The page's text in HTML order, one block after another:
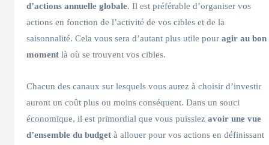
d’actions annuelle globale. Il est préférable d’organiser vos
actions en fonction de l’activité de vos cibles et de la
saisonnalité. Cela vous sera d’autant plus utile pour agir au bon
moment là où se trouvent vos cibles.
Chacun des canaux sur lesquels vous aurez à choisir d’investir
auront un coût plus ou moins conséquent. Dans un souci
économique, il est primordial que vous puissiez avoir une vue
d’ensemble du budget à allouer pour vos actions en définissant